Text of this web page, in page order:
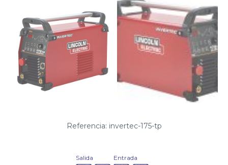
Referencia: invertec-175-tp
Salida Entrada